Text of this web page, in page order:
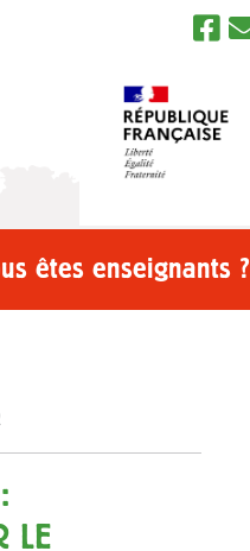
êtes enseignants ?
LE